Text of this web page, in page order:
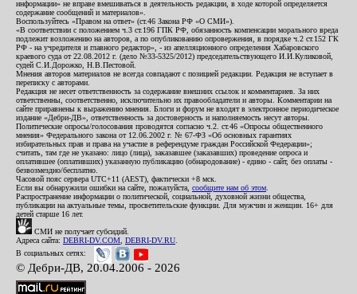
информации» не вправе вмешиваться в деятельность редакции, в ходе которой определяется
содержание сообщений и материалов».
Воспользуйтесь «Правом на ответ» (ст.46 Закона РФ «О СМИ»).
«В соответствии с положением ч.3 ст.196 ГПК РФ, обязанность компенсации морального вреда
подлежит возложению на авторов, а по опубликованию опровержения, в порядке ч.2 ст.152 ГК
РФ - на учредителя и главного редактор», - из апелляционного определения Хабаровского
краевого суда от 22.08.2012 г. (дело №33-5325/2012) председательствующего И.И.Куликовой,
судей С.И.Дорожко, Н.В.Пестовой.
Мнения авторов материалов не всегда совпадают с позицией редакции. Редакция не вступает в
переписку с авторами.
Редакция не несет ответственность за содержание внешних ссылок и комментариев. За них
ответственны, соответственно, исключительно их правообладатели и авторы. Комментарии на
сайте приравнены к выражению мнения. Блоги и форум не входят в электронное периодическое
издание «Дебри-ДВ», ответственность за достоверность и наполняемость несут авторы.
Политические опросы/голосования проводятся согласно ч.2. ст.46 «Опросы общественного
мнения» Федерального закона от 12.06.2002 г. № 67-ФЗ «Об основных гарантиях
избирательных прав и права на участие в референдуме граждан Российской Федерации»;
считать, там где не указано: лицо (лица), заказавшее (заказавших) проведение опроса и
оплатившее (оплативших) указанную публикацию (обнародование) - едино - сайт, без оплаты -
безвозмездно/бесплатно.
Часовой пояс сервера UTC+11 (AEST), фактически +8 мск.
Если вы обнаружили ошибки на сайте, пожалуйста, сообщите нам об этом
Распространение информации о политической, социальной, духовной жизни общества,
публикации на актуальные темы, просветительские функции. Для мужчин и женщин. 16+ для
детей старше 16 лет.
СМИ не получает субсидий.
Адреса сайта: DEBRI-DV.COM DEBRI-DV.RU
В социальных сетях:
© Дебри-ДВ, 20.04.2006 - 2026